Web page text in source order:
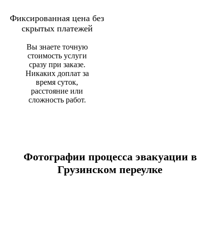
Фиксированная цена без
скрытых платежей
Вы знаете точную
стоимость услуги
сразу при заказе.
Никаких доплат за
время суток,
расстояние или
сложность работ.
Фотографии процесса эвакуации в
Грузинском переулке